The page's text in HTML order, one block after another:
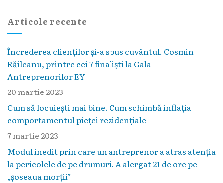
Articole recente
Încrederea clienților și-a spus cuvântul. Cosmin
Răileanu, printre cei 7 finaliști la Gala
Antreprenorilor EY
20 martie 2023
Cum să locuieşti mai bine. Cum schimbă inflaţia
comportamentul pieţei rezidenţiale
7 martie 2023
Modul inedit prin care un antreprenor a atras atenția
la pericolele de pe drumuri. A alergat 21 de ore pe
„șoseaua morții”